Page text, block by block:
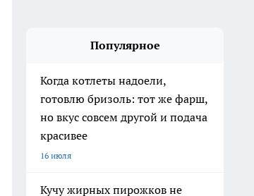
Популярное
Когда котлеты надоели,
готовлю бризоль: тот же фарш,
но вкус совсем другой и подача
красивее
16 июля
Кучу жирных пирожков не